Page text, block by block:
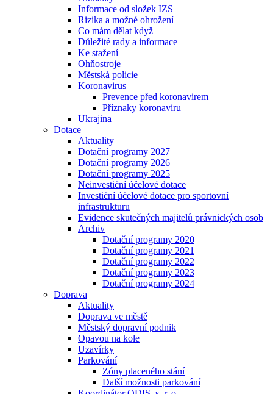
Informace od složek IZS
Rizika a možné ohrožení
Co mám dělat když
Důležité rady a informace
Ke stažení
Ohňostroje
Městská policie
Koronavirus
Prevence před koronavirem
Příznaky koronaviru
Ukrajina
Dotace
Aktuality
Dotační programy 2027
Dotační programy 2026
Dotační programy 2025
Neinvestiční účelové dotace
Investiční účelové dotace pro sportovní
infrastrukturu
Evidence skutečných majitelů právnických osob
Archiv
Dotační programy 2020
Dotační programy 2021
Dotační programy 2022
Dotační programy 2023
Dotační programy 2024
Doprava
Aktuality
Doprava ve městě
Městský dopravní podnik
Opavou na kole
Uzavírky
Parkování
Zóny placeného stání
Další možnosti parkování